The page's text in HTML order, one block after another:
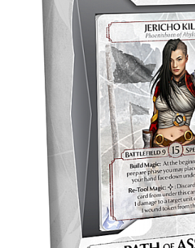
Battletech
Final Girl - solo game
Miniaturi Arkham Horror
Miniaturi HEROCLIX
Accesorii pentru boardgames
Protectii carti (Sleeves)
Playmats
Deck Boxes/Cutii pentru carti
Portofolii/ Clasoare pentru carti
The Army Painter
Organizatoare